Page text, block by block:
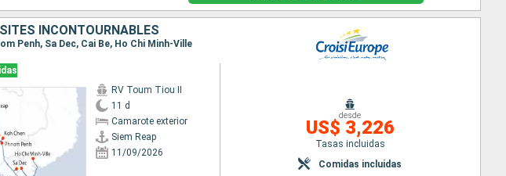
INCONTOURNABLES
Penh, Sa Dec, Cai Be, Ho Chi Minh-Ville
RV Toum Tiou II
11 d
Camarote exterior
Siem Reap
11/09/2026
desde
US$ 3,226
Tasas incluidas
Comidas incluidas